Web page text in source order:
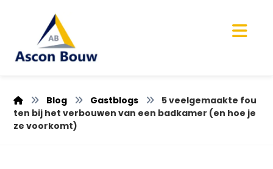
Blog Gastblogs
5 veelgemaakte fou
ten bij het verbouwen van een badkamer (en hoe je
ze voorkomt)